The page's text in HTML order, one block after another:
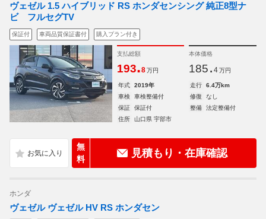
ヴェゼル 1.5 ハイブリッド RS ホンダセンシング 純正8型ナ
ビ フルセグTV
保証付 車両品質保証書付 購入プラン付き
支払総額
193.8 万円
本体価格
185. 4 万円
年式 2019年 走行
6.4万km
車検
車検整備付 修復
なし
保証
保証付 整備
法定整備付
住所
山口県 宇部市
無
料
見積もり・在庫確認
ホンダ
ヴェゼル ヴェゼル HV RS ホンダセン